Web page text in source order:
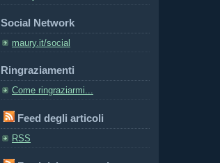
Social Network
maury.it/social
Ringraziamenti
Come ringraziarmi...
Feed degli articoli
RSS